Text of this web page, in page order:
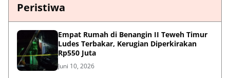
Peristiwa
Empat Rumah di Benangin II Teweh Timur
Ludes Terbakar, Kerugian Diperkirakan
Rp550 Juta
Juni 10, 2026